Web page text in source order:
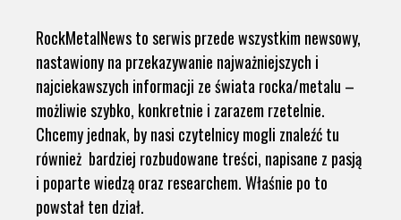
RockMetalNews to serwis przede wszystkim newsowy,
nastawiony na przekazywanie najważniejszych i
najciekawszych informacji ze świata rocka/metalu –
możliwie szybko, konkretnie i zarazem rzetelnie.
Chcemy jednak, by nasi czytelnicy mogli znaleźć tu
również bardziej rozbudowane treści, napisane z pasją
i poparte wiedzą oraz researchem. Właśnie po to
powstał ten dział.